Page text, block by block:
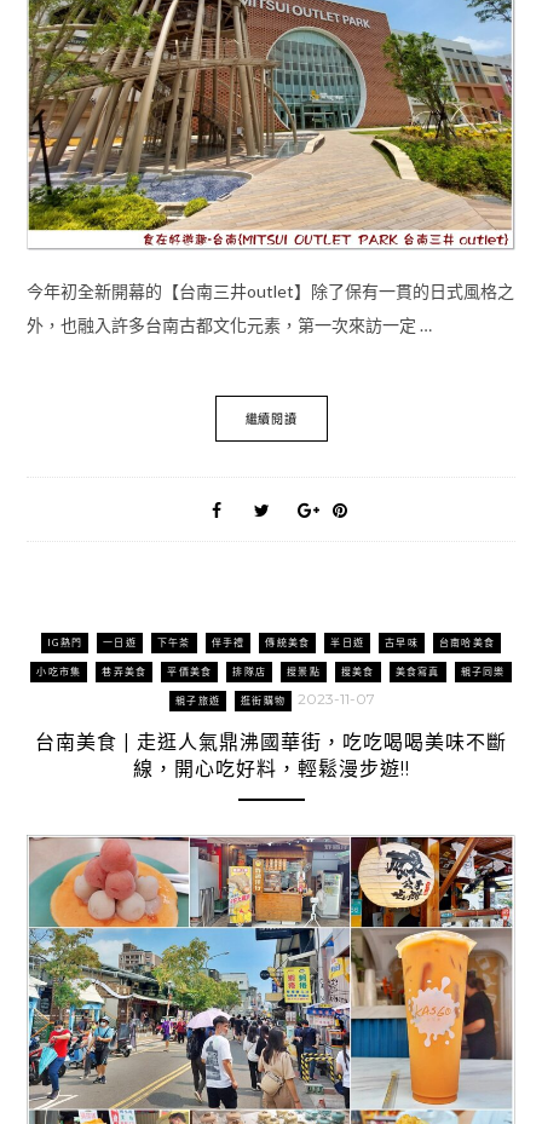
今年初全新開幕的【台南三井outlet】除了保有一貫的日式風格之
外，也融入許多台南古都文化元素，第一次來訪一定 …
繼續閱讀
IG熱門 一日遊 下午茶 伴手禮 傳統美食 半日遊 古早味 台南哈美食
小吃市集 巷弄美食 平價美食 排隊店 搜景點 搜美食 美食寫真 親子同樂
親子旅遊 逛街購物 2023-11-07
台南美食 | 走逛人氣鼎沸國華街，吃吃喝喝美味不斷
線，開心吃好料，輕鬆漫步遊!!